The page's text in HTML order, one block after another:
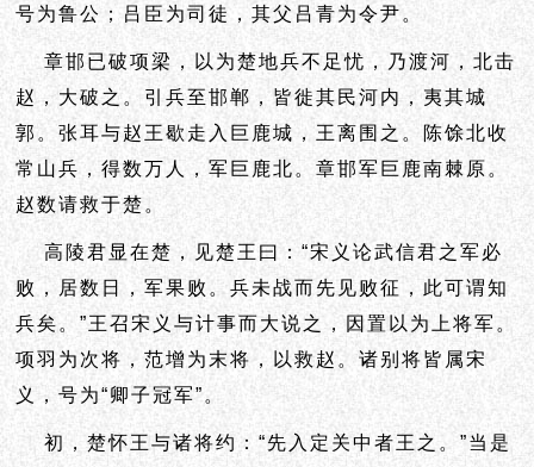
号为鲁公；吕臣为司徒，其父吕青为令尹。
章邯已破项梁，以为楚地兵不足忧，乃渡河，北击
赵，大破之。引兵至邯郸，皆徙其民河内，夷其城
郭。张耳与赵王歇走入巨鹿城，王离围之。陈馀北收
常山兵，得数万人，军巨鹿北。章邯军巨鹿南棘原。
赵数请救于楚。
高陵君显在楚，见楚王曰：“宋义论武信君之军必
败，居数日，军果败。兵未战而先见败征，此可谓知
兵矣。”王召宋义与计事而大说之，因置以为上将军。
项羽为次将，范增为末将，以救赵。诸别将皆属宋
义，号为“卿子冠军”。
初，楚怀王与诸将约：“先入定关中者王之。”当是